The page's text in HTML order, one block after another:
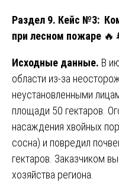
Раздел 9. Кейс №3:
при лесном пожаре
Исходные данные. В
области из-за
неустановленными
площади 50 гектаров.
насаждения хвойных
сосна) и повредил
гектаров. Заказчиком
хозяйства региона.